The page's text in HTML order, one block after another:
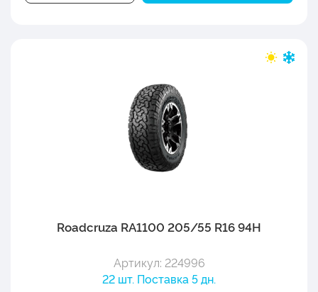
Roadcruza RA1100 205/55 R16 94H
Артикул: 224996
22 шт. Поставка 5 дн.